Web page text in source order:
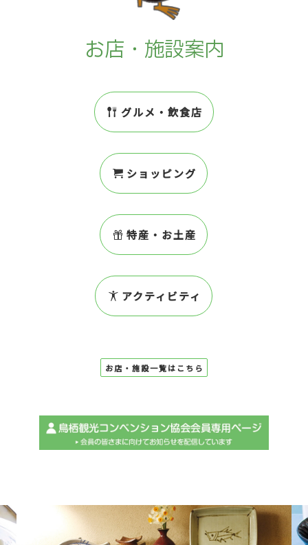
お店・施設案内
グルメ・飲食店
ショッピング
特産・お土産
アクティビティ
お店・施設一覧はこちら